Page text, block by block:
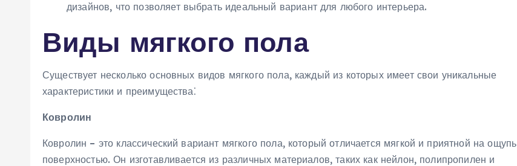
дизайнов, что позволяет выбрать идеальный вариант для любого интерьера.
Виды мягкого пола
Существует несколько основных видов мягкого пола, каждый из которых имеет свои уникальные
характеристики и преимущества⁚
Ковролин
Ковролин – это классический вариант мягкого пола, который отличается мягкой и приятной на ощупь
поверхностью. Он изготавливается из различных материалов, таких как нейлон, полипропилен и